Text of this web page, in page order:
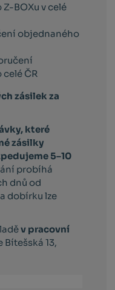
BOXu v celé
objednaného
ČR
zásilek za
které
zásilky
5–10
probíhá
dnů od
dobírku lze
v pracovní
Bítešská 13,